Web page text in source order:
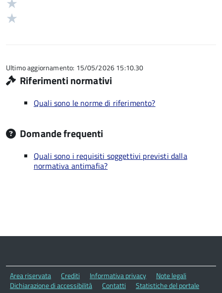
5
Ultimo aggiornamento: 15/05/2026 15:10.30
Riferimenti normativi
Quali sono le norme di riferimento?
Domande frequenti
Quali sono i requisiti soggettivi previsti dalla
normativa antimafia?
Area riservata Crediti Informativa privacy
Note legali
Dichiarazione di accessibilità
Contatti
Statistiche del portale